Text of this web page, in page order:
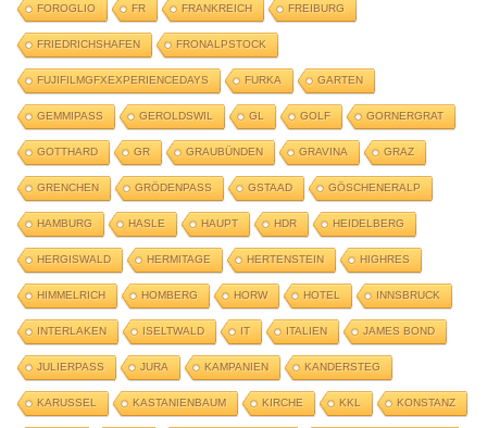
FOROGLIO FR FRANKREICH FREIBURG
FRIEDRICHSHAFEN FRONALPSTOCK
FUJIFILMGFXEXPERIENCEDAYS FURKA GARTEN
GEMMIPASS GEROLDSWIL GL GOLF GORNERGRAT
GOTTHARD GR GRAUBÜNDEN GRAVINA GRAZ
GRENCHEN GRÖDENPASS GSTAAD GÖSCHENERALP
HAMBURG HASLE HAUPT HDR HEIDELBERG
HERGISWALD HERMITAGE HERTENSTEIN HIGHRES
HIMMELRICH HOMBERG HORW HOTEL INNSBRUCK
INTERLAKEN ISELTWALD IT ITALIEN JAMES BOND
JULIERPASS JURA KAMPANIEN KANDERSTEG
KARUSSEL KASTANIENBAUM KIRCHE KKL KONSTANZ